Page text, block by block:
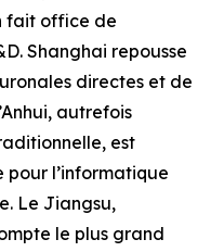
fait office de
Shanghai repousse
directes et de
autrefois
est
l’informatique
Le Jiangsu,
le plus grand